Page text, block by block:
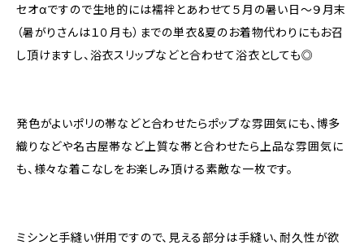
セオαですので生地的には襦袢とあわせて５月の暑い日～９月末
（暑がりさんは１０月も）までの単衣&夏のお着物代わりにもお召
し頂けますし、浴衣スリップなどと合わせて浴衣としても◎
発色がよいポリの帯などと合わせたらポップな雰囲気にも、博多
織りなどや名古屋帯など上質な帯と合わせたら上品な雰囲気に
も、様々な着こなしをお楽しみ頂ける素敵な一枚です。
ミシンと手縫い併用ですので、見える部分は手縫い、耐久性が欲